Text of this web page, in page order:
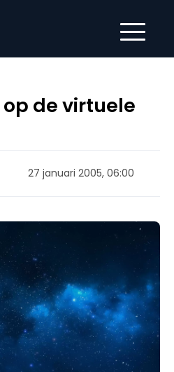
op de virtuele
27 januari 2005, 06:00